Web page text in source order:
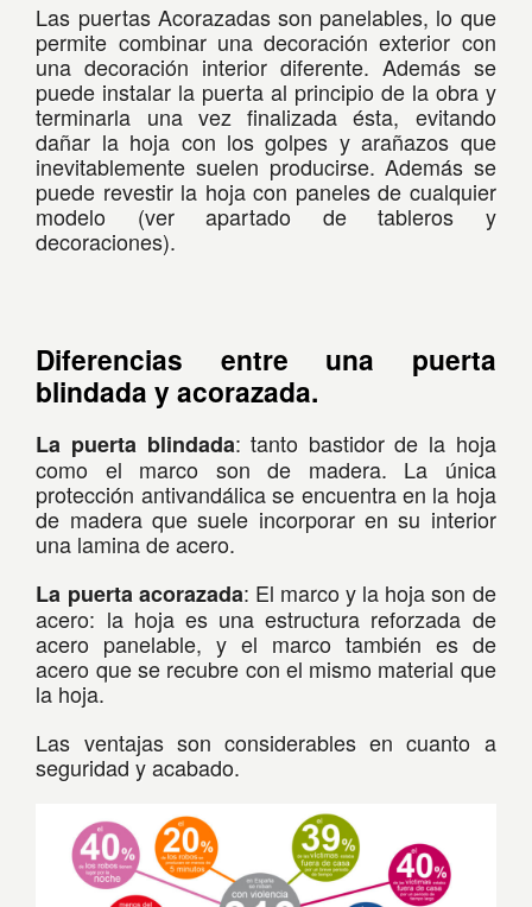
Las puertas Acorazadas son panelables, lo que
permite combinar una decoración exterior con
una decoración interior diferente. Además se
puede instalar la puerta al principio de la obra y
terminarla una vez finalizada ésta, evitando
dañar la hoja con los golpes y arañazos que
inevitablemente suelen producirse. Además se
puede revestir la hoja con paneles de cualquier
modelo (ver apartado de tableros y
decoraciones).
Diferencias entre una puerta
blindada y acorazada.
La puerta blindada: tanto bastidor de la hoja
como el marco son de madera. La única
protección antivandálica se encuentra en la hoja
de madera que suele incorporar en su interior
una lamina de acero.
La puerta acorazada: El marco y la hoja son de
acero: la hoja es una estructura reforzada de
acero panelable, y el marco también es de
acero que se recubre con el mismo material que
la hoja.
Las ventajas son considerables en cuanto a
seguridad y acabado.